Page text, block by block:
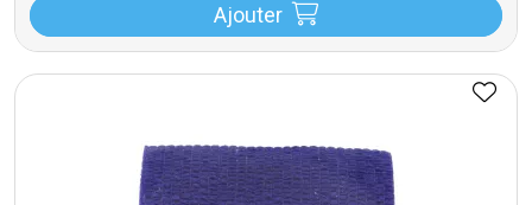
Ajouter